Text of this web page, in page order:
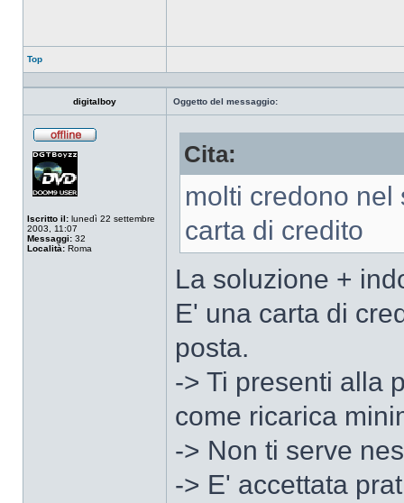
Top
digitalboy Oggetto del messaggio:
Iscritto il: lunedì 22 settembre
2003, 11:07
Messaggi: 32
Località: Roma
Cita:
molti credono nel
carta di credito
La soluzione +
E' una carta di
posta.
-> Ti presenti alla
come ricarica
-> Non ti serve
-> E' accettata